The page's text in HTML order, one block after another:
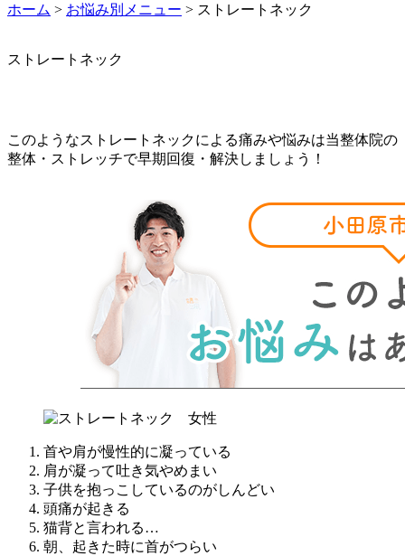
ホーム > お悩み別メニュー > ストレートネック
ストレートネック
このようなストレートネックによる痛みや悩みは当整体院の
整体・ストレッチで早期回復・解決しましょう！
首や肩が慢性的に凝っている
肩が凝って吐き気やめまい
子供を抱っこしているのがしんどい
頭痛が起きる
猫背と言われる…
朝、起きた時に首がつらい